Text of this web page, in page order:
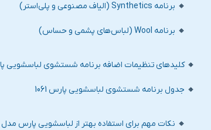
برنامه Synthetics (الیاف مصنوعی و پلی‌استر)
برنامه Wool (لباس‌های پشمی و حساس)
کلیدهای تنظیمات اضافه برنامه شستشوی لباسشویی پارس
جدول برنامه شستشوی لباسشویی پارس 1061
نکات مهم برای استفاده بهتر از لباسشویی پارس مدل 6110